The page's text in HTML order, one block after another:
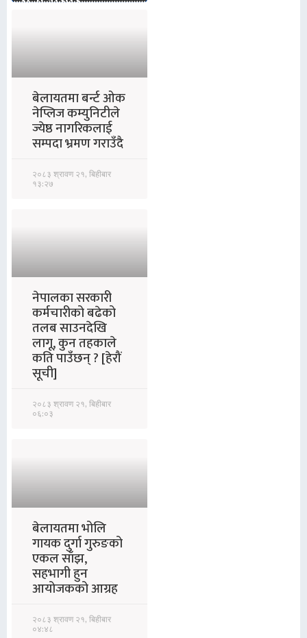
बेलायतमा बर्न्ट ओक
नेप्लिज कम्युनिटीले
ज्येष्ठ नागरिकलाई
सम्पदा भ्रमण गराउँदै
२०८३ श्रावण २१, बिहीबार
१३:२७
नेपालका सरकारी
कर्मचारीको बढेको
तलब साउनदेखि
लागू, कुन तहकाले
कति पाउँछन् ? [हेरौं
सूची]
२०८३ श्रावण २१, बिहीबार
०६:०३
बेलायतमा भोलि
गायक दुर्गा गुरुङको
एकल साँझ,
सहभागी हुन
आयोजकको आग्रह
२०८३ श्रावण २१, बिहीबार
०४:४८